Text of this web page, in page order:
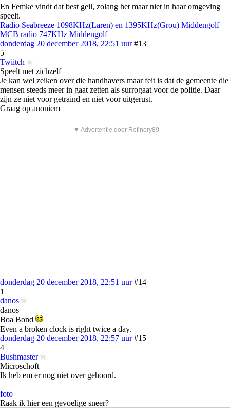
En Femke vindt dat best geil, zolang het maar niet in haar omgeving
speelt.
Radio Seabreeze 1098KHz(Laren) en 1395KHz(Grou) Middengolf
MCB radio 747KHz Middengolf
donderdag 20 december 2018, 22:51 uur #13
5
Twiitch
Speelt met zichzelf
Je kan wel zeiken over die handhavers maar feit is dat de gemeente die
mensen steeds meer in gaat zetten als surrogaat voor de politie. Daar
zijn ze niet voor getraind en niet voor uitgerust.
Graag op anoniem
▼ Advertentie door Refinery89
donderdag 20 december 2018, 22:51 uur #14
1
danos
danos
Boa Bond
Even a broken clock is right twice a day.
donderdag 20 december 2018, 22:57 uur #15
4
Bushmaster
Microschoft
Ik heb em er nog niet over gehoord.
foto
Raak ik hier een gevoelige sneer?